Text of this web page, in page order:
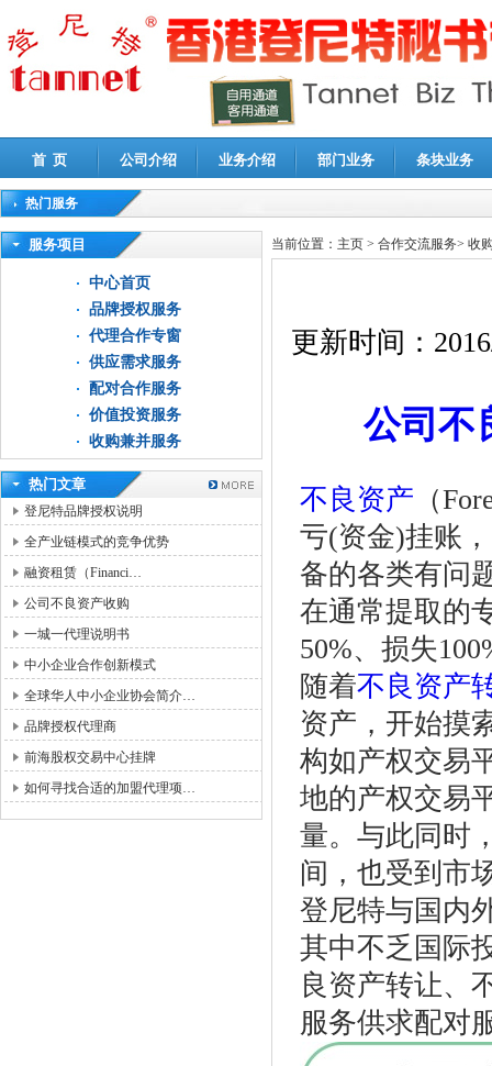
首 页 公司介绍 业务介绍 部门业务 条块业务
热门服务
高新技术企业认定审计|企业所得税汇算清缴申报鉴证
服务项目
中心首页
品牌授权服务
代理合作专窗
供应需求服务
配对合作服务
价值投资服务
收购兼并服务
热门文章
登尼特品牌授权说明
全产业链模式的竞争优势
融资租赁（Financi…
公司不良资产收购
一城一代理说明书
中小企业合作创新模式
全球华人中小企业协会简介…
品牌授权代理商
前海股权交易中心挂牌
如何寻找合适的加盟代理项…
当前位置： 主页 > 合作交流服务> 收
更新时间：
公司不
不良资产 （
亏(资金)挂账
备的各类有问
在通常提取的
50%、损失
随着不良资产
资产，开始摸
构如产权交易
地的产权交易
量。与此同时
间，也受到市
登尼特与国内
其中不乏国际
良资产转让、
服务供求配对